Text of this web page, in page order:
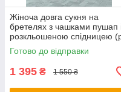
Жіноча довга сукня на
бретелях з чашками пушап
розкльошеною спідницею
44) 66py6043Qr
Готово до відправки
1 395 ₴ 1 550 ₴